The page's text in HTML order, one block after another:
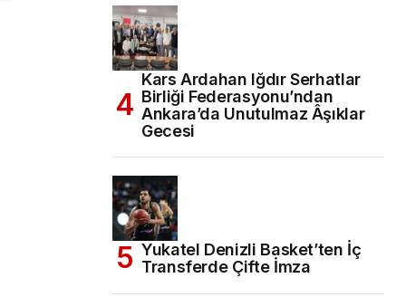
Kars Ardahan Iğdır Serhatlar
Birliği Federasyonu’ndan
Ankara’da Unutulmaz Âşıklar
Gecesi
Yukatel Denizli Basket’ten İç
Transferde Çifte İmza